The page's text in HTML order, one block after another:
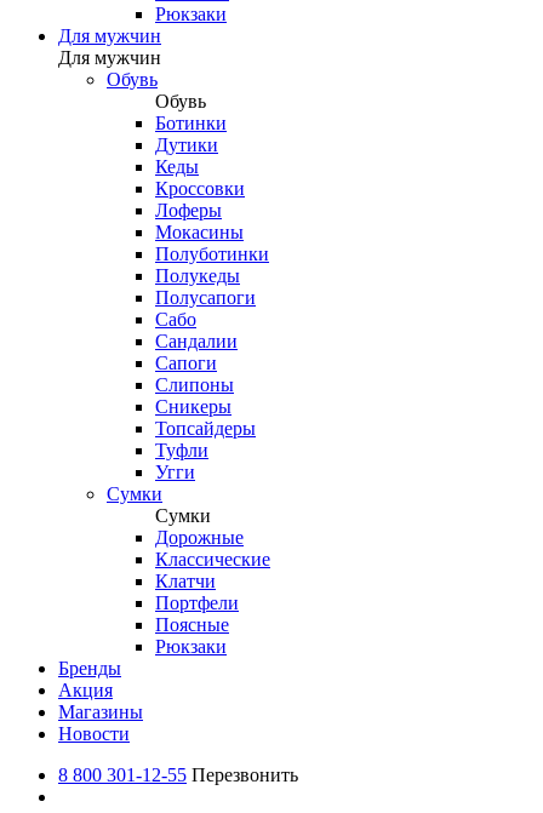
Рюкзаки
Для мужчин
Для мужчин
Обувь
Обувь
Ботинки
Дутики
Кеды
Кроссовки
Лоферы
Мокасины
Полуботинки
Полукеды
Полусапоги
Сабо
Сандалии
Сапоги
Слипоны
Сникеры
Топсайдеры
Туфли
Угги
Сумки
Сумки
Дорожные
Классические
Клатчи
Портфели
Поясные
Рюкзаки
Бренды
Акция
Магазины
Новости
8 800 301-12-55 Перезвонить